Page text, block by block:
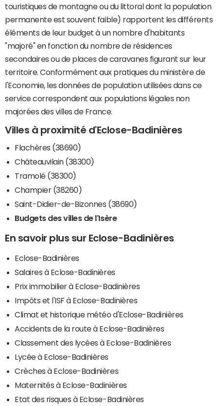
touristiques de montagne ou du littoral dont la population
permanente est souvent faible) rapportent les différents
éléments de leur budget à un nombre d'habitants
"majoré" en fonction du nombre de résidences
secondaires ou de places de caravanes figurant sur leur
territoire. Conformément aux pratiques du ministère de
l'Economie, les données de population utilisées dans ce
service correspondent aux populations légales non
majorées des villes de France.
Villes à proximité d'Eclose-Badinières
Flachères (38690)
Châteauvilain (38300)
Tramolé (38300)
Champier (38260)
Saint-Didier-de-Bizonnes (38690)
Budgets des villes de l'Isère
En savoir plus sur Eclose-Badinières
Eclose-Badinières
Salaires à Eclose-Badinières
Prix immobilier à Eclose-Badinières
Impôts et l'ISF à Eclose-Badinières
Climat et historique météo d'Eclose-Badinières
Accidents de la route à Eclose-Badinières
Classement des lycées à Eclose-Badinières
Lycée à Eclose-Badinières
Crèches à Eclose-Badinières
Maternités à Eclose-Badinières
Etat des risques à Eclose-Badinières